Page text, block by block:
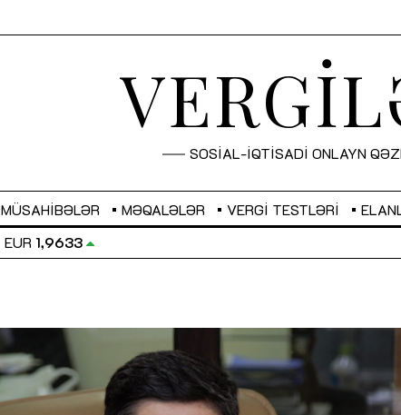
SOSİAL-İQTİSADİ ONLAYN
MÜSAHIBƏLƏR MƏQALƏLƏR VERGI TESTLƏRI
EUR 1,9633
Sahibkarlıq fəaliyyəti üçün inklüziv
imkanlar yaradan vergi təşviqləri
MƏQALƏ
“Düzgün
real iş və